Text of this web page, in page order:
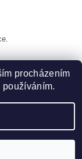
procházením